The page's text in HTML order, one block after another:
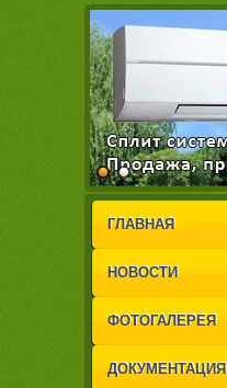
1
2
ГЛАВНАЯ
НОВОСТИ
ФОТОГАЛЕРЕЯ
ДОКУМЕНТАЦИЯ